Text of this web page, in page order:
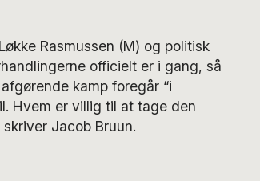
Rasmussen (M) og politisk
officielt er i gang, så
kamp foregår “i
Hvem er villig til at tage den
Jacob Bruun.